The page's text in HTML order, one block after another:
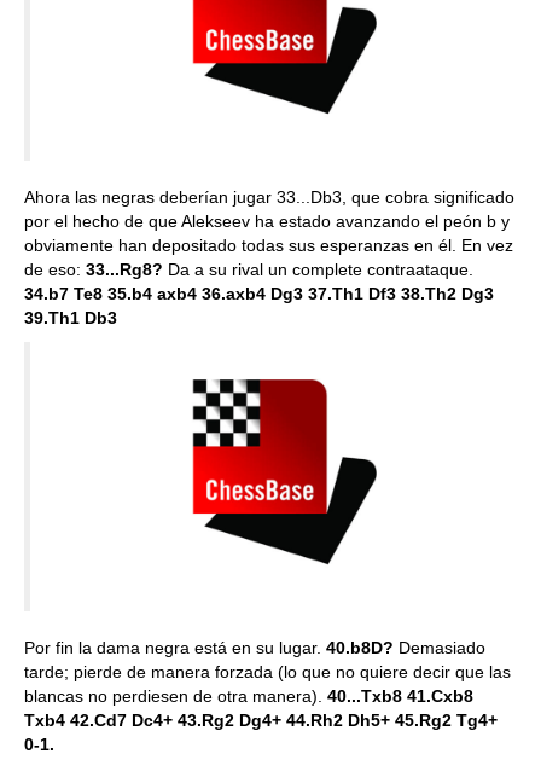
Ahora las negras deberían jugar 33...Db3, que cobra significado
por el hecho de que Alekseev ha estado avanzando el peón b y
obviamente han depositado todas sus esperanzas en él. En vez
de eso: 33...Rg8? Da a su rival un complete contraataque.
34.b7 Te8 35.b4 axb4 36.axb4 Dg3 37.Th1 Df3 38.Th2 Dg3
39.Th1 Db3
Por fin la dama negra está en su lugar. 40.b8D? Demasiado
tarde; pierde de manera forzada (lo que no quiere decir que las
blancas no perdiesen de otra manera). 40...Txb8 41.Cxb8
Txb4 42.Cd7 Dc4+ 43.Rg2 Dg4+ 44.Rh2 Dh5+ 45.Rg2 Tg4+
0-1.